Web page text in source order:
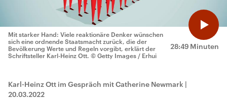
28:49 Minuten
Mit starker Hand: Viele reaktionäre Denker wünschen
sich eine ordnende Staatsmacht zurück, die der
Bevölkerung Werte und Regeln vorgibt, erklärt der
Schriftsteller Karl-Heinz Ott. © Getty Images / Erhui
Karl-Heinz Ott im Gespräch mit Catherine Newmark |
20.03.2022